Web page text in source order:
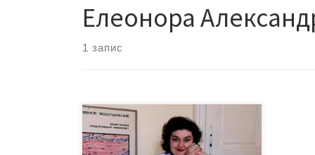
Елеонора
1 запис
Молода вродлива лікарка, яка в
соцмережах часто постить власні
кулінарні вишуканості. Яка любить